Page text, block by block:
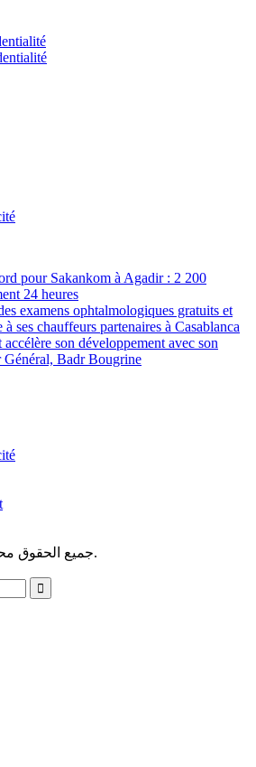
pour Sakankom à Agadir : 2 200
24 heures
examens ophtalmologiques gratuits et
à ses chauffeurs partenaires à Casablanca
son développement avec son
Général, Badr Bougrine
© 2026 - awal 24.جميع الحقوق محفوظة.